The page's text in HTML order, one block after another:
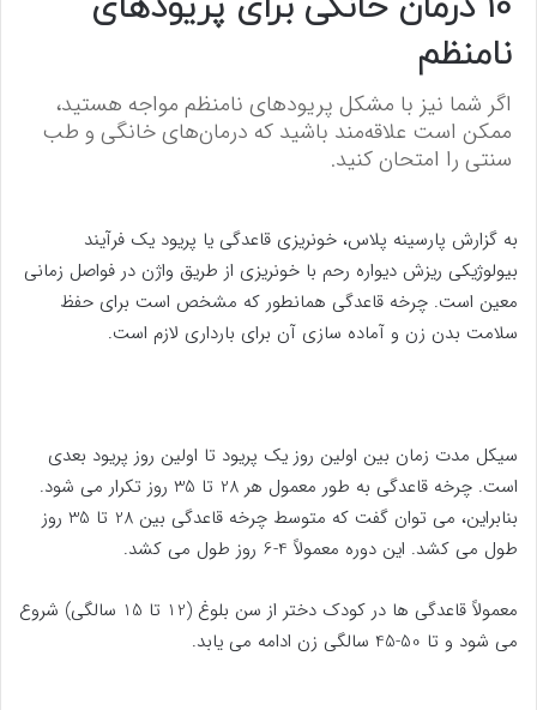
نامنظم
اگر شما نیز با مشکل پریودهای نامنظم مواجه هستید،
ممکن است علاقه‌مند باشید که درمان‌های خانگی و طب
سنتی را امتحان کنید.
به گزارش پارسینه پلاس، خونریزی قاعدگی یا پریود یک فرآیند
بیولوژیکی ریزش دیواره رحم با خونریزی از طریق واژن در فواصل زمانی
معین است. چرخه قاعدگی همانطور که مشخص است برای حفظ
سلامت بدن زن و آماده سازی آن برای بارداری لازم است.
سیکل مدت زمان بین اولین روز یک پریود تا اولین روز پریود بعدی
است. چرخه قاعدگی به طور معمول هر 28 تا 35 روز تکرار می شود.
بنابراین، می توان گفت که متوسط ​​چرخه قاعدگی بین 28 تا 35 روز
طول می کشد. این دوره معمولاً 4-6 روز طول می کشد.
معمولاً قاعدگی ها در کودک دختر از سن بلوغ (12 تا 15 سالگی) شروع
می شود و تا 50-45 سالگی زن ادامه می یابد.